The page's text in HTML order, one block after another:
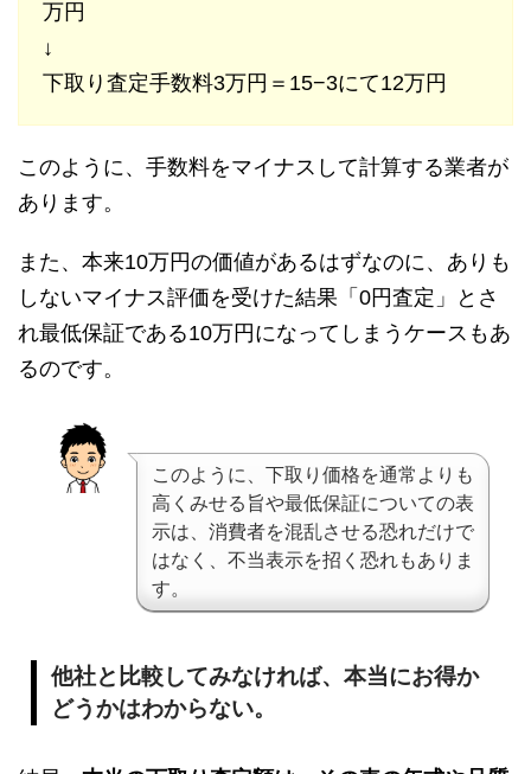
万円
↓
下取り査定手数料3万円＝15−3にて12万円
このように、手数料をマイナスして計算する業者が
あります。
また、本来10万円の価値があるはずなのに、ありも
しないマイナス評価を受けた結果「0円査定」とさ
れ最低保証である10万円になってしまうケースもあ
るのです。
このように、下取り価格を通常よりも
高くみせる旨や最低保証についての表
示は、消費者を混乱させる恐れだけで
はなく、不当表示を招く恐れもありま
す。
他社と比較してみなければ、本当にお得か
どうかはわからない。